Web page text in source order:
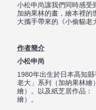
小松申尚讓我們同時感受
加納果林的畫，繪本裡的
大攜手帶來的《小偷貓老
作者簡介
小松申尚
1980年出生於日本高知
老大」系列（加納果林繪
繪）。以及紙芝居作品：
繪）。